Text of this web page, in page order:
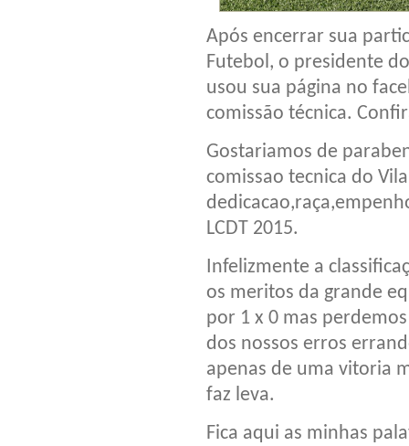
Após encerrar sua
Futebol, o presidente
usou sua página no
comissão técnica.
Gostariamos de
comissao tecnica do
LCDT 2015.
Infelizmente a
os meritos da grande
por 1 x 0 mas
dos nossos erros
apenas de uma vitoria
faz leva.
Fica aqui as minhas